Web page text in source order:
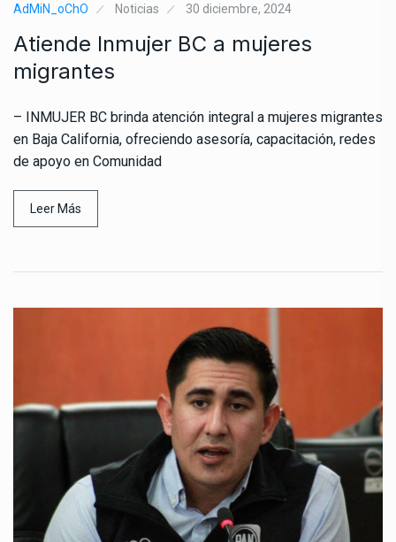
AdMiN_oChO Noticias 30 diciembre, 2024
Atiende Inmujer BC a mujeres
migrantes
– INMUJER BC brinda atención integral a mujeres migrantes
en Baja California, ofreciendo asesoría, capacitación, redes
de apoyo en Comunidad
Leer Más